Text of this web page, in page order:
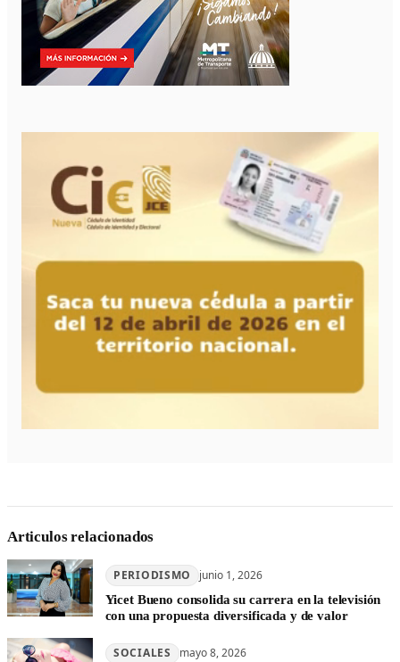
Articulos relacionados
PERIODISMO junio 1, 2026
Yicet Bueno consolida su carrera en la televisión
con una propuesta diversificada y de valor
SOCIALES mayo 8, 2026